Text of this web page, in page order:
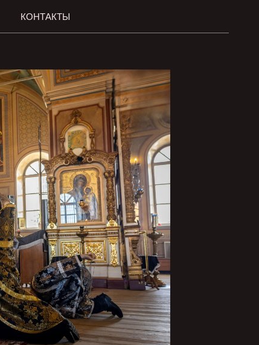
КОНТАКТЫ